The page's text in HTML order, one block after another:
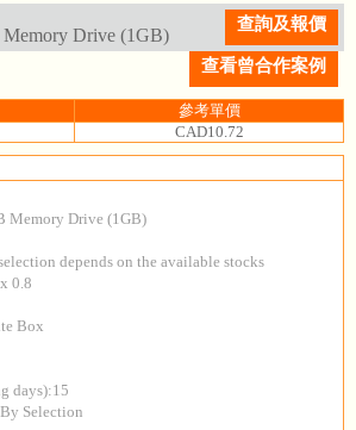
Memory Drive (1GB)
查詢及報價
查看曾合作案例
參考單價
CAD10.72
Memory Drive (1GB)
depends on the available stocks
0.8
Box
days):15
Selection